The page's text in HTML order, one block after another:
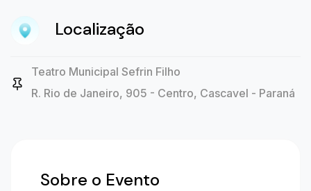
Localização
Teatro Municipal Sefrin Filho
R. Rio de Janeiro, 905 - Centro, Cascavel - Paraná
Sobre o Evento